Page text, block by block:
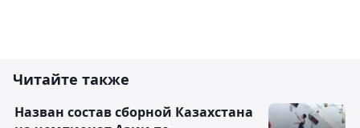
Читайте также
Назван состав сборной Казахстана